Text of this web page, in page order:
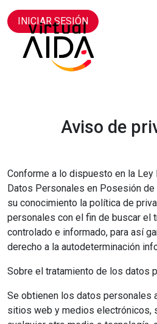
INICIAR SESIÓN
Aviso de
Conforme a lo dispuesto en la
Datos Personales en Posesión
su conocimiento la política de
personales con el fin de buscar el
controlado e informado, para así
derecho a la autodeterminación
Sobre el tratamiento de los datos
Se obtienen los datos personales
sitios web y medios electrónicos,